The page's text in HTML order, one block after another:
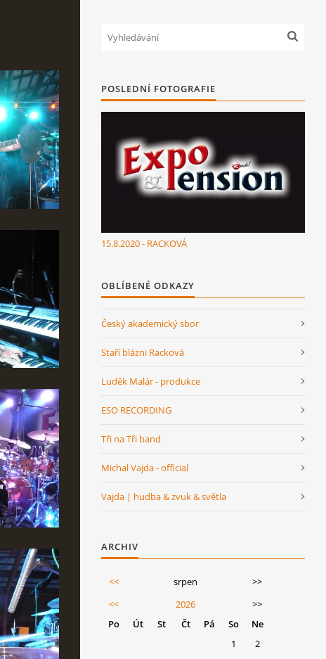
POSLEDNÍ FOTOGRAFIE
15.8.2020 - RACKOVÁ
OBLÍBENÉ ODKAZY
Český akademický sbor
Staří blázni Racková
Luděk Malár - produkce
ESO RECORDING
Tři na Tři band
Michal Vajda - official
Vajda | hudba & zvuk & světla
ARCHIV
<< srpen
>>
<<
2026
>>
Po
Út St Čt Pá So
Ne
1
2